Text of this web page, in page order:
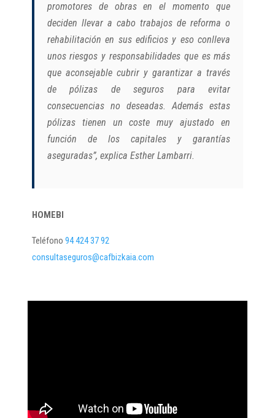
promotores de obras en el momento que
deciden llevar a cabo trabajos de reforma o
rehabilitación en sus edificios y eso conlleva
unos riesgos y responsabilidades que es más
que aconsejable cubrir y garantizar a través
de pólizas de seguros para evitar
consecuencias no deseadas. Además estas
pólizas tienen un coste muy ajustado en
función de los capitales y garantías
aseguradas”, explica Esther Lambarri.
HOMEBI
Teléfono 94 424 37 92
consultaseguros@cafbizkaia.com